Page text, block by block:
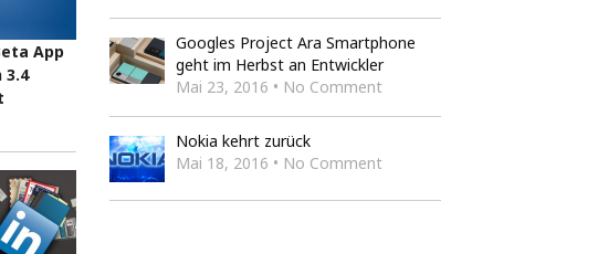
App
3.4
Googles Project Ara Smartphone
geht im Herbst an Entwickler
Mai 23, 2016 • No Comment
Nokia kehrt zurück
Mai 18, 2016 • No Comment